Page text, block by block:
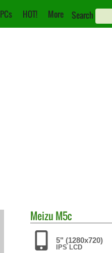
PCs HOT! More Search
Meizu M5c
5" (1280x720)
IPS LCD